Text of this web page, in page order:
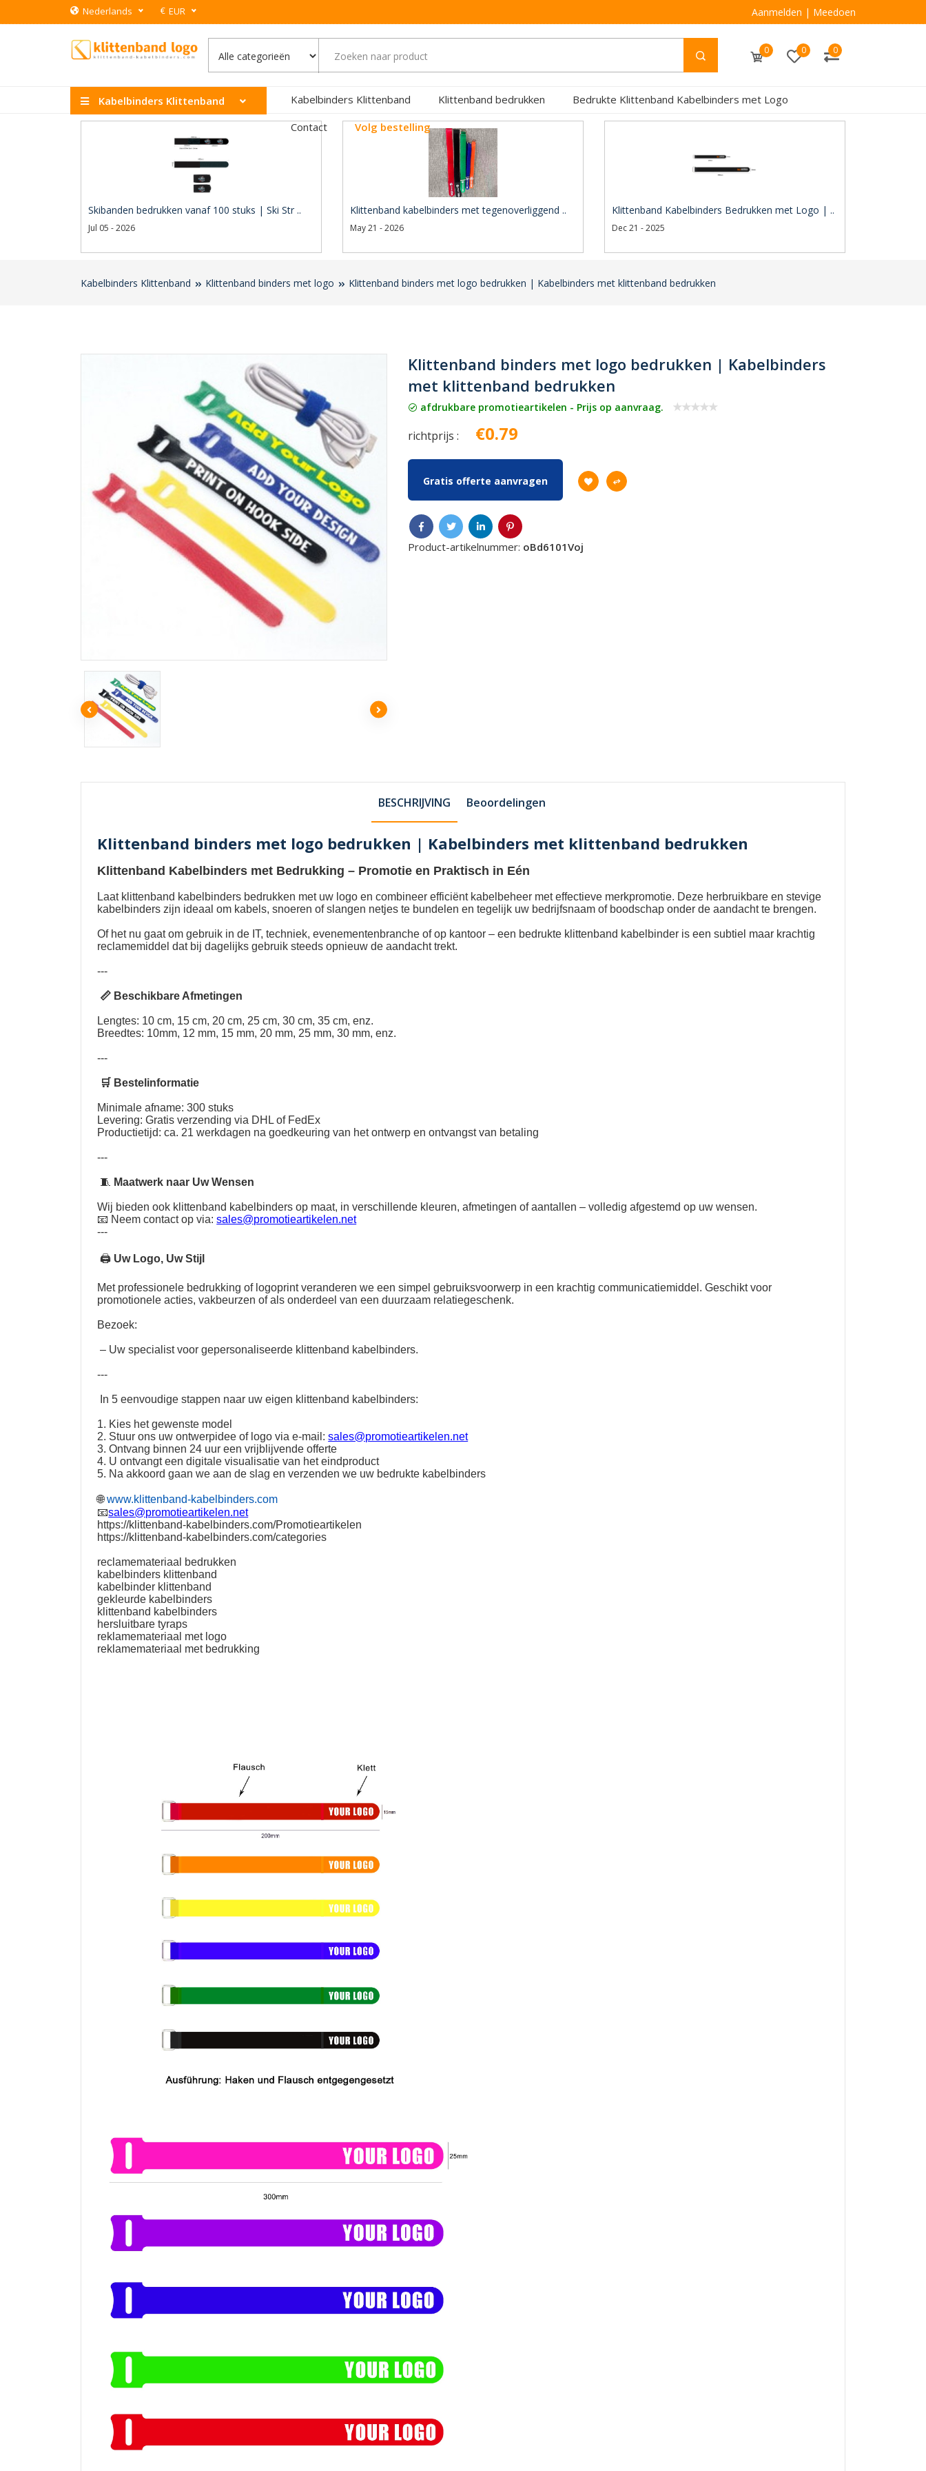
Nederlands € EUR Aanmelden | Meedoen
0 0 0
Kabelbinders Klittenband Kabelbinders Klittenband Klittenband bedrukken
Bedrukte Klittenband Kabelbinders met Logo
Contact
Volg bestelling
Skibanden bedrukken vanaf 100 stuks | Ski Str ..
Jul 05 - 2026
Klittenband kabelbinders met tegenoverliggend ..
May 21 - 2026
Klittenband Kabelbinders Bedrukken met Logo | ..
Dec 21 - 2025
Kabelbinders Klittenband Klittenband binders met logo Klittenband binders met logo bedrukken | Kabelbinders met klittenband bedrukken
Klittenband binders met logo bedrukken | Kabelbinders
met klittenband bedrukken
afdrukbare promotieartikelen - Prijs op aanvraag.
richtprijs : €0.79
Gratis offerte aanvragen
Product-artikelnummer: oBd6101Voj
BESCHRIJVING Beoordelingen
Klittenband binders met logo bedrukken | Kabelbinders met klittenband bedrukken
Klittenband Kabelbinders met Bedrukking – Promotie en Praktisch in Eén
Laat klittenband kabelbinders bedrukken met uw logo en combineer efficiënt kabelbeheer met effectieve merkpromotie. Deze herbruikbare en stevige
kabelbinders zijn ideaal om kabels, snoeren of slangen netjes te bundelen en tegelijk uw bedrijfsnaam of boodschap onder de aandacht te brengen.
Of het nu gaat om gebruik in de IT, techniek, evenementenbranche of op kantoor – een bedrukte klittenband kabelbinder is een subtiel maar krachtig
reclamemiddel dat bij dagelijks gebruik steeds opnieuw de aandacht trekt.
---
📏 Beschikbare Afmetingen
Lengtes: 10 cm, 15 cm, 20 cm, 25 cm, 30 cm, 35 cm, enz.
Breedtes: 10mm, 12 mm, 15 mm, 20 mm, 25 mm, 30 mm, enz.
---
🛒 Bestelinformatie
Minimale afname: 300 stuks
Levering: Gratis verzending via DHL of FedEx
Productietijd: ca. 21 werkdagen na goedkeuring van het ontwerp en ontvangst van betaling
---
🧵 Maatwerk naar Uw Wensen
Wij bieden ook klittenband kabelbinders op maat, in verschillende kleuren, afmetingen of aantallen – volledig afgestemd op uw wensen.
📧 Neem contact op via:sales@promotieartikelen.net
---
🖨 Uw Logo, Uw Stijl
Met professionele bedrukking of logoprint veranderen we een simpel gebruiksvoorwerp in een krachtig communicatiemiddel. Geschikt voor
promotionele acties, vakbeurzen of als onderdeel van een duurzaam relatiegeschenk.
Bezoek:
– Uw specialist voor gepersonaliseerde klittenband kabelbinders.
---
In 5 eenvoudige stappen naar uw eigen klittenband kabelbinders:
1. Kies het gewenste model
2. Stuur ons uw ontwerpidee of logo via e-mail:sales@promotieartikelen.net
3. Ontvang binnen 24 uur een vrijblijvende offerte
4. U ontvangt een digitale visualisatie van het eindproduct
5. Na akkoord gaan we aan de slag en verzenden we uw bedrukte kabelbinders
🌐www.klittenband-kabelbinders.com
📧sales@promotieartikelen.net
https://klittenband-kabelbinders.com/Promotieartikelen
https://klittenband-kabelbinders.com/categories
reclamemateriaal bedrukken
kabelbinders klittenband
kabelbinder klittenband
gekleurde kabelbinders
klittenband kabelbinders
hersluitbare tyraps
reklamemateriaal met logo
reklamemateriaal met bedrukking